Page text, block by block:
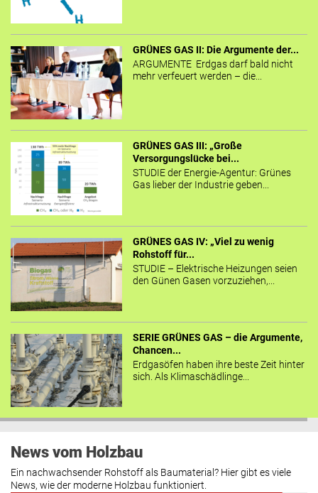
GRÜNES GAS II: Die Argumente der...
ARGUMENTE Erdgas darf bald nicht
mehr verfeuert werden – die...
GRÜNES GAS III: „Große
Versorgungslücke bei...
STUDIE der Energie-Agentur: Grünes
Gas lieber der Industrie geben...
GRÜNES GAS IV: „Viel zu wenig
Rohstoff für...
STUDIE – Elektrische Heizungen seien
den Günen Gasen vorzuziehen,...
SERIE GRÜNES GAS – die Argumente,
Chancen...
Erdgasöfen haben ihre beste Zeit hinter
sich. Als Klimaschädlinge...
News vom Holzbau
Ein nachwachsender Rohstoff als Baumaterial? Hier gibt es viele
News, wie der moderne Holzbau funktioniert.